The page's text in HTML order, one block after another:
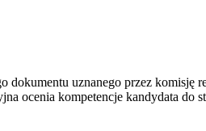
uznanego przez komisję
ocenia kompetencje kandydata do